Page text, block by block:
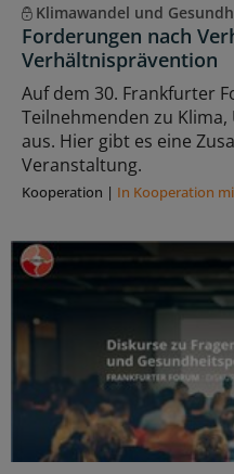
Klimawandel und
Forderungen nach
Verhältnisprävention
Auf dem 30. Frankfurter
Teilnehmenden zu
aus. Hier gibt es eine
Veranstaltung.
Kooperation | In Kooperation